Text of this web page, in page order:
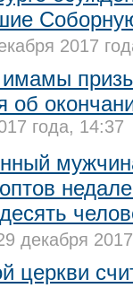
2017
об
года, 14:37
декабря
церкви